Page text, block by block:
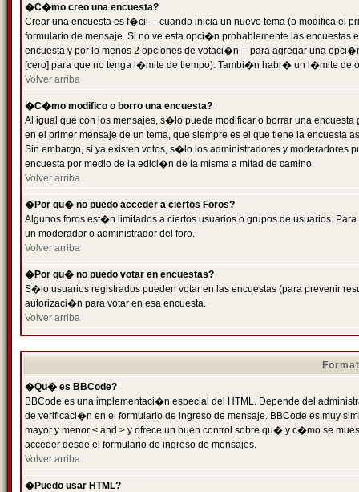
�C�mo creo una encuesta?
Crear una encuesta es f�cil -- cuando inicia un nuevo tema (o modifica el
formulario de mensaje. Si no ve esta opci�n probablemente las
encuesta y por lo menos 2 opciones de votaci�n -- para agregar una
[cero] para que no tenga l�mite de tiempo). Tambi�n habr� un l�mite de
Volver arriba
�C�mo modifico o borro una encuesta?
Al igual que con los mensajes, s�lo puede modificar o borrar una
en el primer mensaje de un tema, que siempre es el que tiene la encuesta
Sin embargo, si ya existen votos, s�lo los administradores y moderadores
encuesta por medio de la edici�n de la misma a mitad de camino.
Volver arriba
�Por qu� no puedo acceder a ciertos Foros?
Algunos foros est�n limitados a ciertos usuarios o grupos de usuarios.
un moderador o administrador del foro.
Volver arriba
�Por qu� no puedo votar en encuestas?
S�lo usuarios registrados pueden votar en las encuestas (para prevenir
autorizaci�n para votar en esa encuesta.
Volver arriba
�Qu� es BBCode?
BBCode es una implementaci�n especial del HTML. Depende del
de verificaci�n en el formulario de ingreso de mensaje. BBCode es muy
mayor y menor < and > y ofrece un buen control sobre qu� y c�mo se
acceder desde el formulario de ingreso de mensajes.
Volver arriba
�Puedo usar HTML?